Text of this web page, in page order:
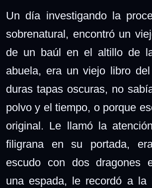
Un día investigando la
sobrenatural, encontró un
de un baúl en el altillo de
abuela, era un viejo libro
duras tapas oscuras, no
polvo y el tiempo, o porque
original. Le llamó la
filigrana en su portada,
escudo con dos dragones
una espada, le recordó a la